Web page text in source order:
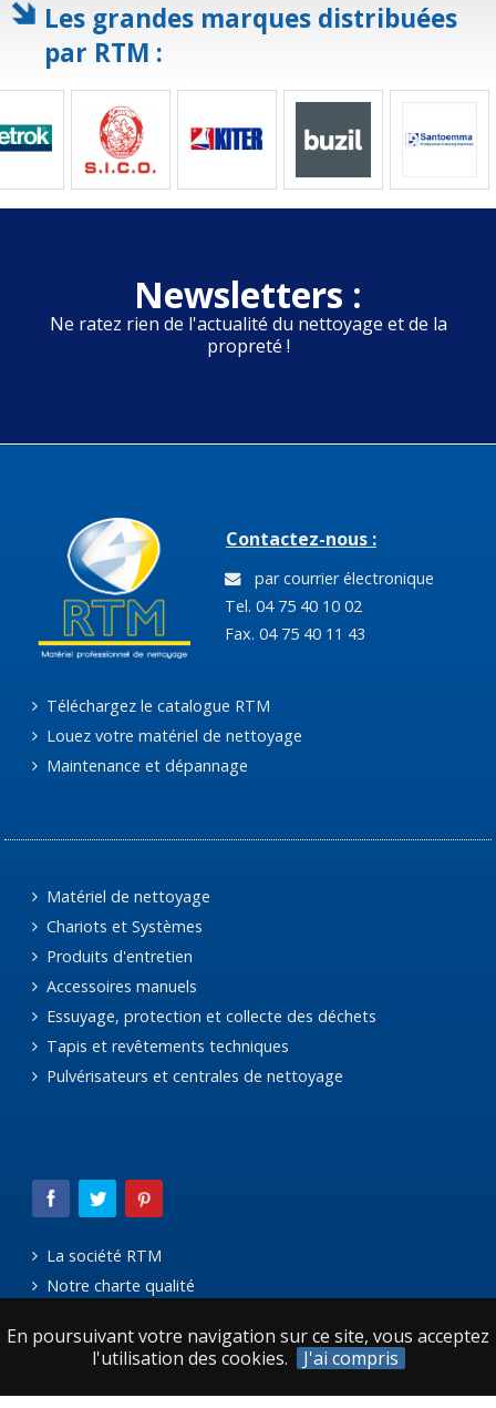
En poursuivant votre navigation sur ce site, vous acceptez
l'utilisation des cookies.
J'ai compris
Les grandes marques distribuées
par RTM :
Newsletters :
Ne ratez rien de l'actualité du nettoyage et de la
propreté !
Contactez-nous :
par courrier électronique
Tel. 04 75 40 10 02
Fax. 04 75 40 11 43
Téléchargez le catalogue RTM
Louez votre matériel de nettoyage
Maintenance et dépannage
Matériel de nettoyage
Chariots et Systèmes
Produits d'entretien
Accessoires manuels
Essuyage, protection et collecte des déchets
Tapis et revêtements techniques
Pulvérisateurs et centrales de nettoyage
La société RTM
Notre charte qualité
Mentions légales